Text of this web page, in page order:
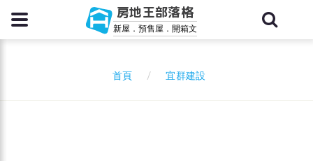
房地王部落格
新屋．預售屋．開箱文
首頁 宜群建設